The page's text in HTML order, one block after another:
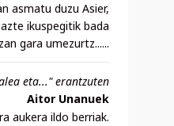
asmatu duzu Asier,
ikuspegitik bada
gara umezurtz......
eta..." erantzuten
Aitor Unanuek
aukera ildo berriak.